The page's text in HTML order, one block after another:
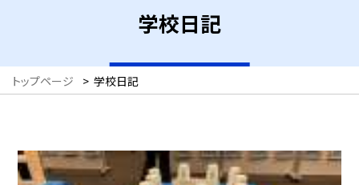
学校日記
トップページ > 学校日記